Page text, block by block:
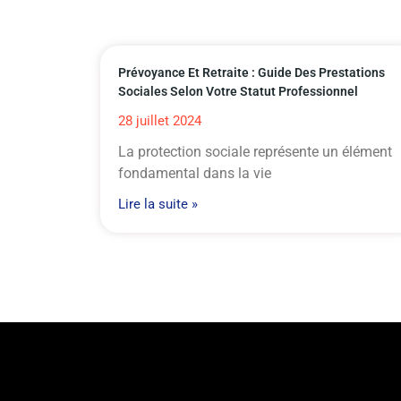
Prévoyance Et Retraite : Guide Des Prestations
Sociales Selon Votre Statut Professionnel
28 juillet 2024
La protection sociale représente un élément
fondamental dans la vie
Lire la suite »